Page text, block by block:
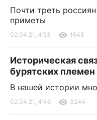
Почти треть
приметы
02.04.21, 4:53 1648
Историческая
бурятских
В нашей истории
02.04.21, 4:46 3244